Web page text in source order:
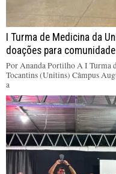
I Turma de Medicina da
doações para
Por Ananda Portilho A I Turma
Tocantins (Unitins) Câmpus
a